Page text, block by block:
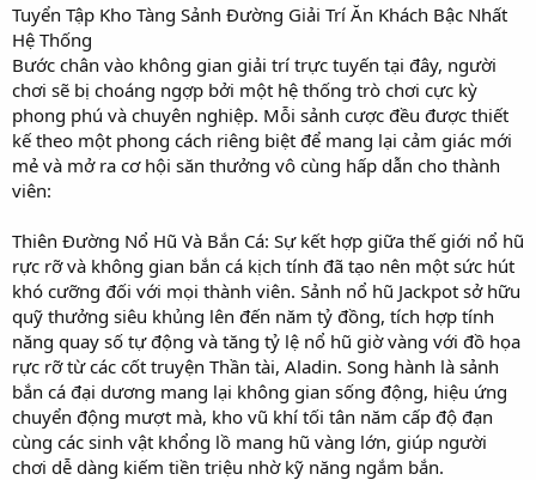
Tuyển Tập Kho Tàng Sảnh Đường Giải Trí Ăn Khách Bậc Nhất
Hệ Thống
Bước chân vào không gian giải trí trực tuyến tại đây, người
chơi sẽ bị choáng ngợp bởi một hệ thống trò chơi cực kỳ
phong phú và chuyên nghiệp. Mỗi sảnh cược đều được thiết
kế theo một phong cách riêng biệt để mang lại cảm giác mới
mẻ và mở ra cơ hội săn thưởng vô cùng hấp dẫn cho thành
viên:
Thiên Đường Nổ Hũ Và Bắn Cá: Sự kết hợp giữa thế giới nổ hũ
rực rỡ và không gian bắn cá kịch tính đã tạo nên một sức hút
khó cưỡng đối với mọi thành viên. Sảnh nổ hũ Jackpot sở hữu
quỹ thưởng siêu khủng lên đến năm tỷ đồng, tích hợp tính
năng quay số tự động và tăng tỷ lệ nổ hũ giờ vàng với đồ họa
rực rỡ từ các cốt truyện Thần tài, Aladin. Song hành là sảnh
bắn cá đại dương mang lại không gian sống động, hiệu ứng
chuyển động mượt mà, kho vũ khí tối tân năm cấp độ đạn
cùng các sinh vật khổng lồ mang hũ vàng lớn, giúp người
chơi dễ dàng kiếm tiền triệu nhờ kỹ năng ngắm bắn.